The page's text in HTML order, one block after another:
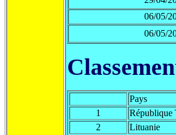
06/05/
06/05/
Pays
1
République
2
Lituanie